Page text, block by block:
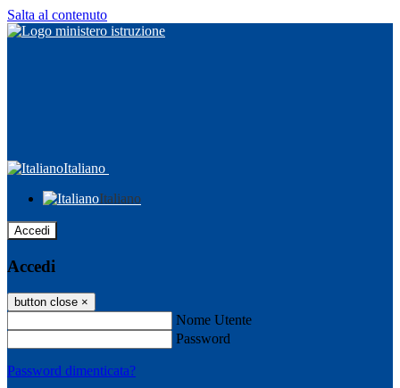
Salta al contenuto
Italiano
Italiano
Accedi
Accedi
button close ×
Nome Utente
Password
Password dimenticata?